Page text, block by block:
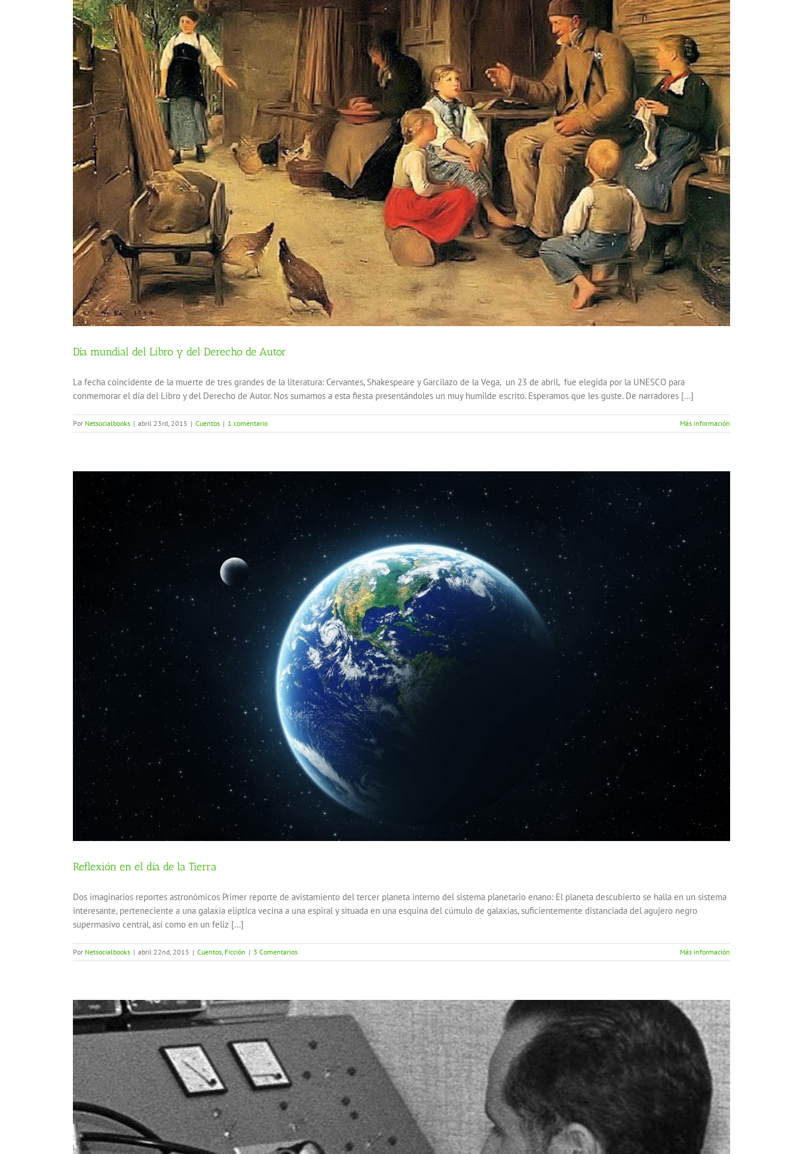
Día mundial del Libro y del Derecho de Autor
La fecha coincidente de la muerte de tres grandes de la literatura: Cervantes, Shakespeare y Garcilazo de la Vega, un 23 de abril, fue elegida por la UNESCO para
conmemorar el día del Libro y del Derecho de Autor. Nos sumamos a esta fiesta presentándoles un muy humilde escrito. Esperamos que les guste. De narradores [...]
Por Netsocialbooks | abril 23rd, 2015 | Cuentos | 1 comentario Más información
Reflexión en el día de la Tierra
Dos imaginarios reportes astronómicos Primer reporte de avistamiento del tercer planeta interno del sistema planetario enano: El planeta descubierto se halla en un sistema
interesante, perteneciente a una galaxia elíptica vecina a una espiral y situada en una esquina del cúmulo de galaxias, suficientemente distanciada del agujero negro
supermasivo central, así como en un feliz [...]
Por Netsocialbooks | abril 22nd, 2015 | Cuentos Ficción | 3 Comentarios Más información